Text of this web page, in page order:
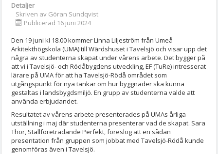
Detaljer
Skriven av Göran Sundqvist
Publicerad 16 juni 2024
Den 19 juni kl 18.00 kommer Linna Liljeström från Umeå
Arkitekthögskola (UMA) till Wärdshuset i Tavelsjö och visar upp det
några av studenterna skapat under vårens arbete. Det bygger på
att vi i Tavelsjö- och Rödåbygdens utveckling, EF (TuRe) intresserat
lärare på UMA för att ha Tavelsjö-Rödå området som
utgångspunkt för nya tankar om hur byggnader ska kunna
gestaltas i landsbygdsmiljö. En grupp av studenterna valde att
använda erbjudandet.
Resultatet av vårens arbete presenterades på UMAs årliga
utställning i maj där studenterna presenterar vad de skapat. Sara
Thor, Ställföreträdande Perfekt, föreslog att en sådan
presentation från gruppen som jobbat med Tavelsjö-Rödå kunde
genomföras även i Tavelsjö.